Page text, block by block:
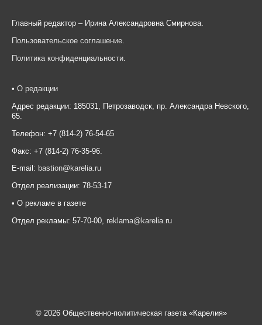
Главный редактор – Ирина Александровна Смирнова.
Пользовательское соглашение
Политика конфиденциальности
• О редакции
Адрес редакции: 185031, Петрозаводск, пр. Александра Невского,
65.
Телефон: +7 (814-2) 76-54-65
Факс: +7 (814-2) 76-35-96.
E-mail: bastion@karelia.ru
Отдел реализации: 78-53-17
• О рекламе в газете
Отдел рекламы: 57-70-00, reklama@karelia.ru
© 2026 Общественно-политическая газета «Карелия»